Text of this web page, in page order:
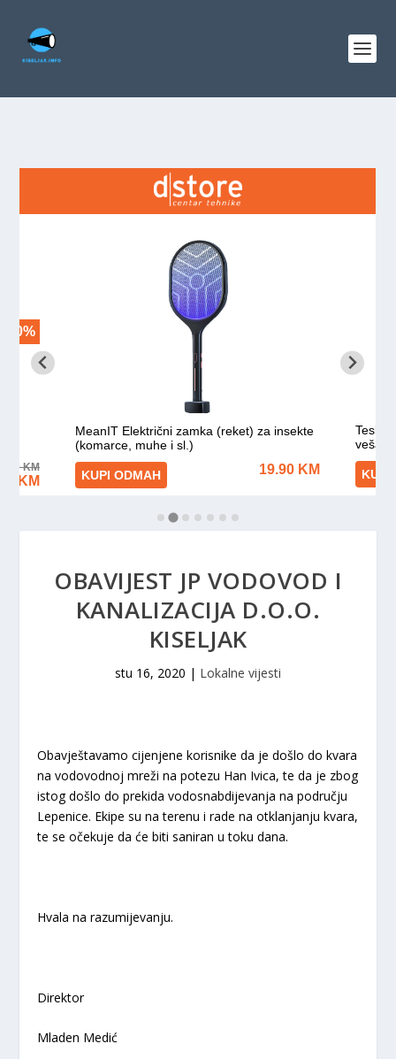
OBAVIJEST JP VODOVOD I
KANALIZACIJA D.O.O.
KISELJAK
stu 16, 2020 | Lokalne vijesti
Obavještavamo cijenjene korisnike da je došlo do kvara
na vodovodnoj mreži na potezu Han Ivica, te da je zbog
istog došlo do prekida vodosnabdijevanja na području
Lepenice. Ekipe su na terenu i rade na otklanjanju kvara,
te se očekuje da će biti saniran u toku dana.
Hvala na razumijevanju.
Direktor
Mladen Medić